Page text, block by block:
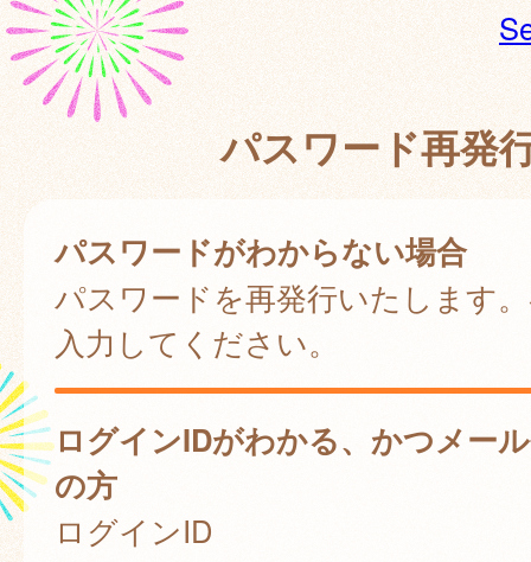
パスワード再発
パスワードがわからない場合
パスワードを再発行いたします
入力してください。
ログインIDがわかる、かつメー
の方
ログインID